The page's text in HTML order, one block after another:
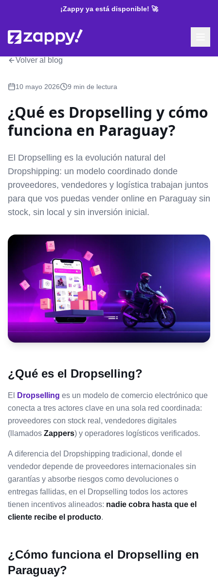
¡Zappy ya está disponible! 🚀
Volver al blog
10 mayo 2026 9 min de lectura
¿Qué es Dropselling y cómo
funciona en Paraguay?
El Dropselling es la evolución natural del
Dropshipping: un modelo coordinado donde
proveedores, vendedores y logística trabajan juntos
para que vos puedas vender online en Paraguay sin
stock, sin local y sin inversión inicial.
¿Qué es el Dropselling?
El Dropselling es un modelo de comercio electrónico que
conecta a tres actores clave en una sola red coordinada:
proveedores con stock real, vendedores digitales
(llamados Zappers) y operadores logísticos verificados.
A diferencia del Dropshipping tradicional, donde el
vendedor depende de proveedores internacionales sin
garantías y absorbe riesgos como devoluciones o
entregas fallidas, en el Dropselling todos los actores
tienen incentivos alineados: nadie cobra hasta que el
cliente recibe el producto.
¿Cómo funciona el Dropselling en
Paraguay?